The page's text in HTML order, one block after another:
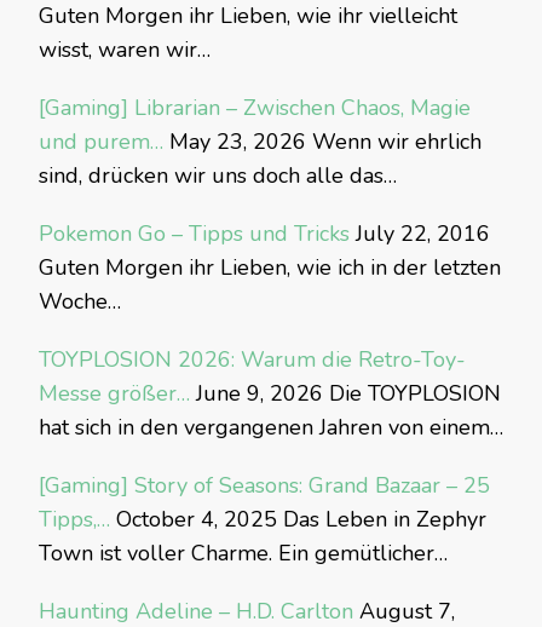
Guten Morgen ihr Lieben, wie ihr vielleicht
wisst, waren wir…
[Gaming] Librarian – Zwischen Chaos, Magie
und purem… May 23, 2026 Wenn wir ehrlich
sind, drücken wir uns doch alle das…
Pokemon Go – Tipps und Tricks July 22, 2016
Guten Morgen ihr Lieben, wie ich in der letzten
Woche…
TOYPLOSION 2026: Warum die Retro-Toy-
Messe größer… June 9, 2026 Die TOYPLOSION
hat sich in den vergangenen Jahren von einem…
[Gaming] Story of Seasons: Grand Bazaar – 25
Tipps,… October 4, 2025 Das Leben in Zephyr
Town ist voller Charme. Ein gemütlicher…
Haunting Adeline – H.D. Carlton August 7,